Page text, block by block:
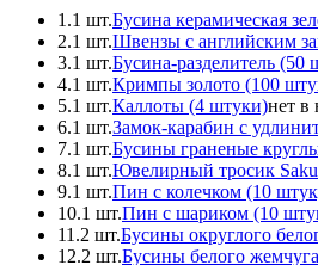
1.1 шт.Бусина керамическая
2.1 шт.Швензы с английским
3.1 шт.Бусина-разделитeль (50
4.1 шт.Кримпы золото (100
5.1 шт.Каллоты (4 штуки)нет в
6.1 шт.Замок-карабин с
7.1 шт.Бусины граненые
8.1 шт.Ювелирный тросик
9.1 шт.Пин с колечком (10
10.1 шт.Пин с шариком (10
11.2 шт.Бусины округлого
12.2 шт.Бусины белого